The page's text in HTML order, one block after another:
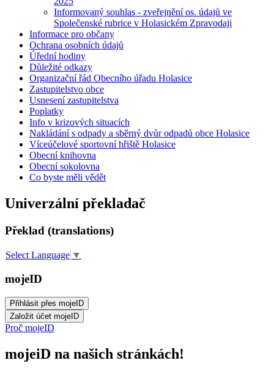
Informovaný souhlas - zveřejnění os. údajů ve
Společenské rubrice v Holasickém Zpravodaji
Informace pro občany
Ochrana osobních údajů
Úřední hodiny
Důležité odkazy
Organizační řád Obecního úřadu Holasice
Zastupitelstvo obce
Usnesení zastupitelstva
Poplatky
Info v krizových situacích
Nakládání s odpady a sběrný dvůr odpadů obce Holasice
Víceúčelové sportovní hřiště Holasice
Obecní knihovna
Obecní sokolovna
Co byste měli vědět
Univerzální překladač
Překlad (translations)
Select Language ▼
mojeID
Proč mojeID
mojeiD na našich stránkách!